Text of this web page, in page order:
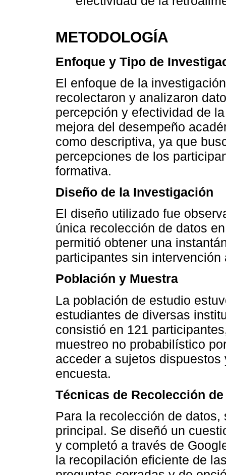
METODOLOGÍA
Enfoque y Tipo de
El enfoque de la
recolectaron y analizaron
percepción y efectividad de
mejora del desempeño
como descriptiva, ya que
percepciones de los
formativa.
Diseño de la Investigación
El diseño utilizado fue
única recolección de datos
permitió obtener una
participantes sin
Población y Muestra
La población de estudio
estudiantes de diversas
consistió en 121
muestreo no probabilístico
acceder a sujetos
encuesta.
Técnicas de Recolección
Para la recolección de
principal. Se diseñó un
y completó a través de
la recopilación eficiente de